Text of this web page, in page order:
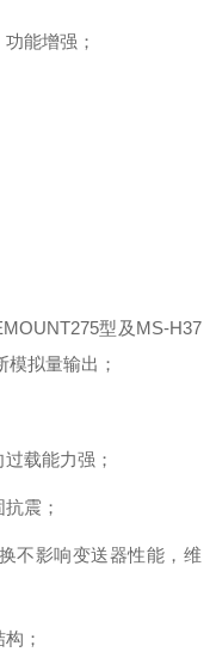
能增强；
型及MS-H37
拟量输出；
载能力强；
震；
不影响变送器性能，维
；